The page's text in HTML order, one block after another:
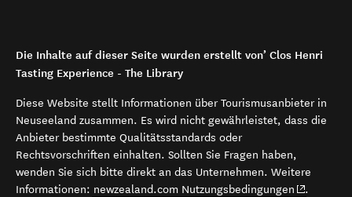
Die Inhalte auf dieser Seite wurden erstellt von’ Clos Henri
Tasting Experience - The Library
Diese Website stellt Informationen über Tourismusanbieter in
Neuseeland zusammen. Es wird nicht gewährleistet, dass die
Anbieter bestimmte Qualitätsstandards oder
Rechtsvorschriften einhalten. Sollten Sie Fragen haben,
wenden Sie sich bitte direkt an das Unternehmen. Weitere
Informationen: newzealand.com Nutzungsbedingungen (opens in
.